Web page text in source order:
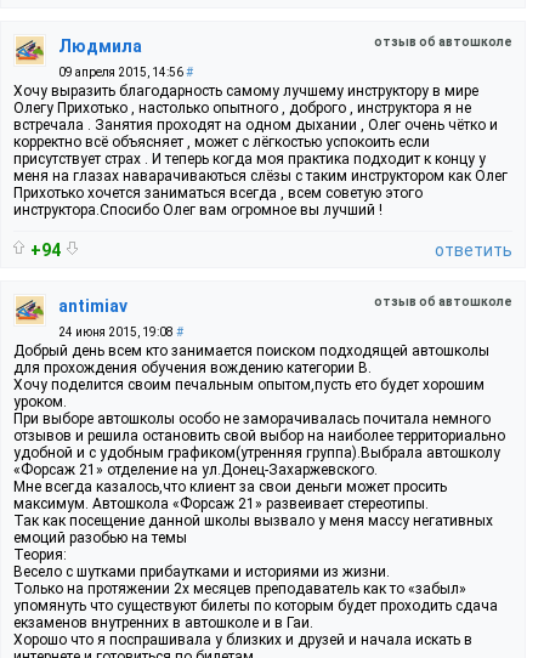
отзыв об автошколе
Людмила
09 апреля 2015, 14:56#
Хочу выразить благодарность самому лучшему инструктору в мире
Олегу Прихотько , настолько опытного , доброго , инструктора я не
встречала . Занятия проходят на одном дыхании , Олег очень чётко и
корректно всё объясняет , может с лёгкостью успокоить если
присутствует страх . И теперь когда моя практика подходит к концу у
меня на глазах наварачиваються слёзы с таким инструктором как Олег
Прихотько хочется заниматься всегда , всем советую этого
инструктора.Спосибо Олег вам огромное вы лучший !
+94 ответить
отзыв об автошколе
antimiav
24 июня 2015, 19:08 #
Добрый день всем кто занимается поиском подходящей автошколы
для прохождения обучения вождению категории В.
Хочу поделится своим печальным опытом,пусть ето будет хорошим
уроком.
При выборе автошколы особо не заморачивалась почитала немного
отзывов и решила остановить свой выбор на наиболее территориально
удобной и с удобным графиком(утренняя группа).Выбрала автошколу
«Форсаж 21» отделение на ул.Донец-Захаржевского.
Мне всегда казалось,что клиент за свои деньги может просить
максимум. Автошкола «Форсаж 21» развеивает стереотипы.
Так как посещение данной школы вызвало у меня массу негативных
емоций разобью на темы
Теория:
Весело с шутками прибаутками и историями из жизни.
Только на протяжении 2х месяцев преподаватель как то «забыл»
упомянуть что существуют билеты по которым будет проходить сдача
екзаменов внутренних в автошколе и в Гаи.
Хорошо что я поспрашивала у близких и друзей и начала искать в